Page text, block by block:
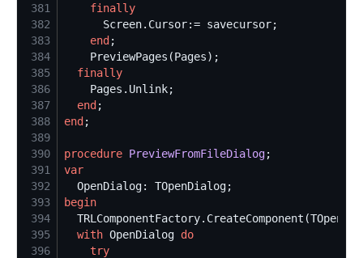
381
finally
382
383
end
384
385
finally
386
387
end
388
end
389
390
procedure PreviewFromFileDialog
391
var
392
393
begin
394
395
with OpenDialog do
396
try